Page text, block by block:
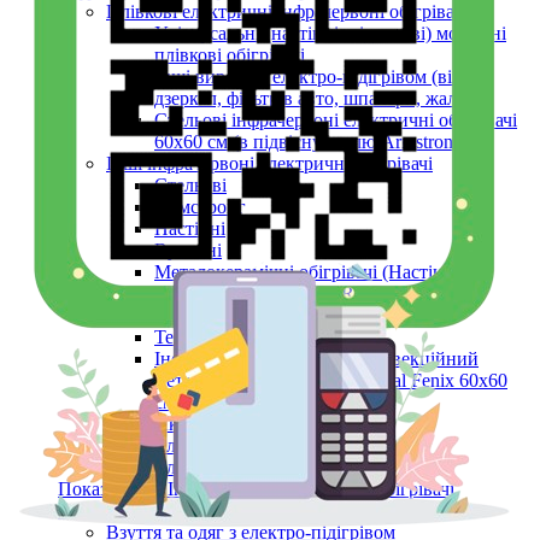
Плівкові електричні інфрачервоні обігрівачі
Універсальні (настінні, підлогові) мобільні
плівкові обігрівачі
Інші вироби з електро-підігрівом (вікон,
дзеркал, фільтрів авто, шпалери, жалюзі)
Стельові інфрачервоні електричні обігрівачі
60х60 см (в підвісну стелю Armstrong)
Інші інфрачервоні електричні обігрівачі
Стельові
Армстронг
Настінні
Вуличні
Металокерамічні обігрівачі (Настінні,
Стельові, Підлогові, ARMSTRONG)
Керамічні панелі (інфрачервоні)
Тепловентилятори
Інфрачервоний обігрівач конвекційний
металокерамічний Monocrystal Fenix 60x60
см 750 Вт
Аксесуари
Електричні рушникосушки
Електроконвектори
Показати усі Інфрачервоні електричні обігрівачі
Обігрів та сушіння
Взуття та одяг з електро-підігрівом